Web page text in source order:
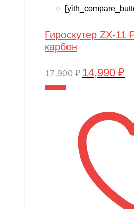
Гироскутер ZX-11
карбон
17,900₽
17,900 ₽.
14,990 ₽